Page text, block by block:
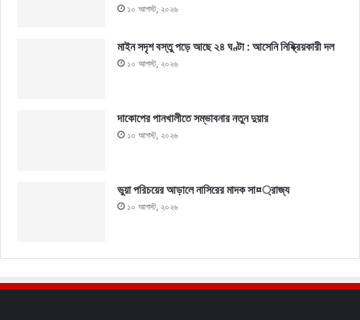
১০ আগস্ট, ২০২৬
মাইন সদৃশ বস্তু পড়ে আছে ২৪ ঘণ্টা : আসেনি নিষ্ক্রিয়কারী দল
১০ আগস্ট, ২০২৬
দাকোপের পানখালীতে সম্ভাবনার নতুন দুয়ার
১০ আগস্ট, ২০২৬
ভুয়া পরিচয়ের আড়ালে নাসিরের মাদক সা¤্রাজ্য
১০ আগস্ট, ২০২৬